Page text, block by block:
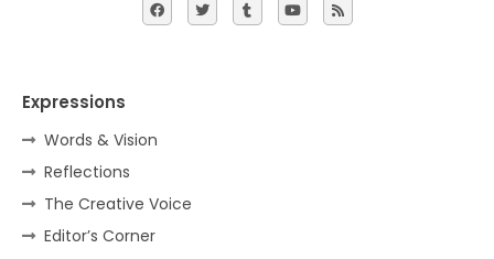
Expressions
Words & Vision
Reflections
The Creative Voice
Editor’s Corner